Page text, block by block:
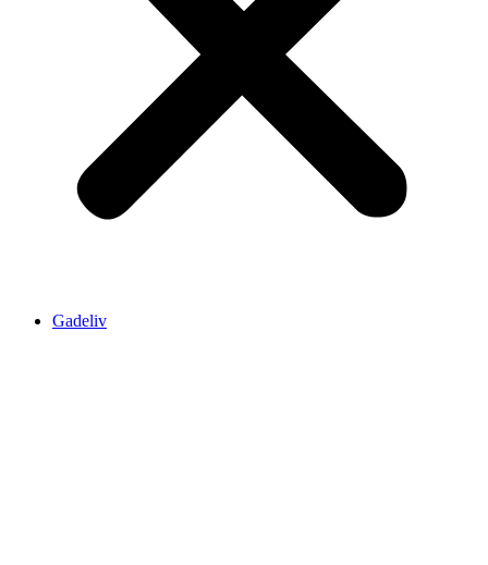
Gadeliv